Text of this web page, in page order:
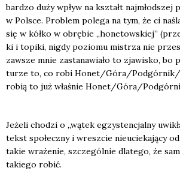
bar­dzo duży wpływ na kształt
w Pol­sce. Pro­blem pole­ga na tym, że ci
się w kół­ko w obrę­bie „hone­tow­skiej”
ki i topi­ki, nigdy pozio­mu mistrza nie
zawsze mnie zasta­na­wia­ło to zja­wi­sko,
tu­rze to, co robi Honet/Góra/Podgórnik/
robią to już wła­śnie Honet/Góra/
Jeże­li cho­dzi o „wątek egzy­sten­cjal­ny
tekst spo­łecz­ny i wresz­cie nie­ucie­ka­ją­cy
takie wra­że­nie, szcze­gól­nie dla­te­go, że
takie­go robić.